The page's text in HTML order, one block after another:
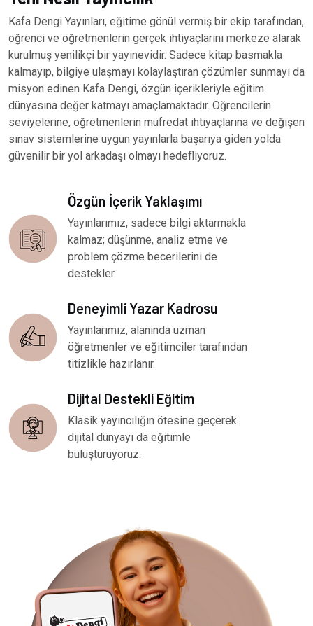
Kafa Dengi Yayınları, eğitime gönül vermiş bir ekip tarafından,
öğrenci ve öğretmenlerin gerçek ihtiyaçlarını merkeze alarak
kurulmuş yenilikçi bir yayınevidir. Sadece kitap basmakla
kalmayıp, bilgiye ulaşmayı kolaylaştıran çözümler sunmayı da
misyon edinen Kafa Dengi, özgün içerikleriyle eğitim
dünyasına değer katmayı amaçlamaktadır. Öğrencilerin
seviyelerine, öğretmenlerin müfredat ihtiyaçlarına ve değişen
sınav sistemlerine uygun yayınlarla başarıya giden yolda
güvenilir bir yol arkadaşı olmayı hedefliyoruz.
Özgün İçerik Yaklaşımı
Yayınlarımız, sadece bilgi aktarmakla
kalmaz; düşünme, analiz etme ve
problem çözme becerilerini de
destekler.
Deneyimli Yazar Kadrosu
Yayınlarımız, alanında uzman
öğretmenler ve eğitimciler tarafından
titizlikle hazırlanır.
Dijital Destekli Eğitim
Klasik yayıncılığın ötesine geçerek
dijital dünyayı da eğitimle
buluşturuyoruz.